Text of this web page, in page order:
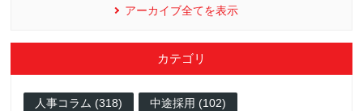
アーカイブ全てを表示
カテゴリ
人事コラム (318)
中途採用 (102)